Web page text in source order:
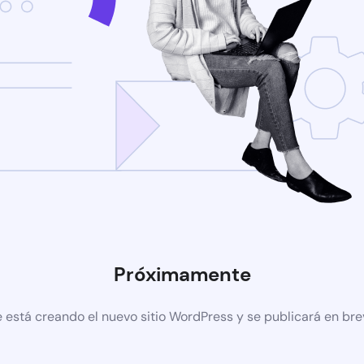
Próximamente
está creando el nuevo sitio WordPress y se publicará en